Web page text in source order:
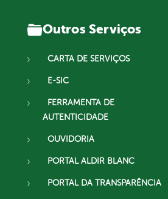
Outros Serviços
CARTA DE SERVIÇOS
E-SIC
FERRAMENTA DE
AUTENTICIDADE
OUVIDORIA
PORTAL ALDIR BLANC
PORTAL DA TRANSPARÊNCIA